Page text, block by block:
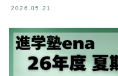
2026.05.21